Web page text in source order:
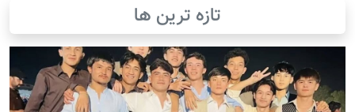
تازه ترین ها